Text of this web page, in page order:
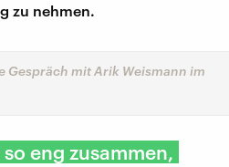
zu nehmen.
Gespräch mit Arik Weismann im
eng zusammen,